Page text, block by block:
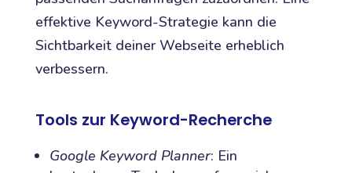
effektive Keyword-Strategie kann die
Sichtbarkeit deiner Webseite erheblich
verbessern.
Tools zur Keyword-Recherche
Google Keyword Planner: Ein